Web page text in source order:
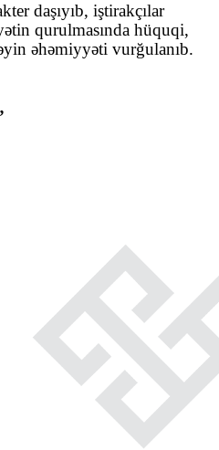
daşıyıb, iştirakçılar
qurulmasında hüquqi,
əhəmiyyəti vurğulanıb.